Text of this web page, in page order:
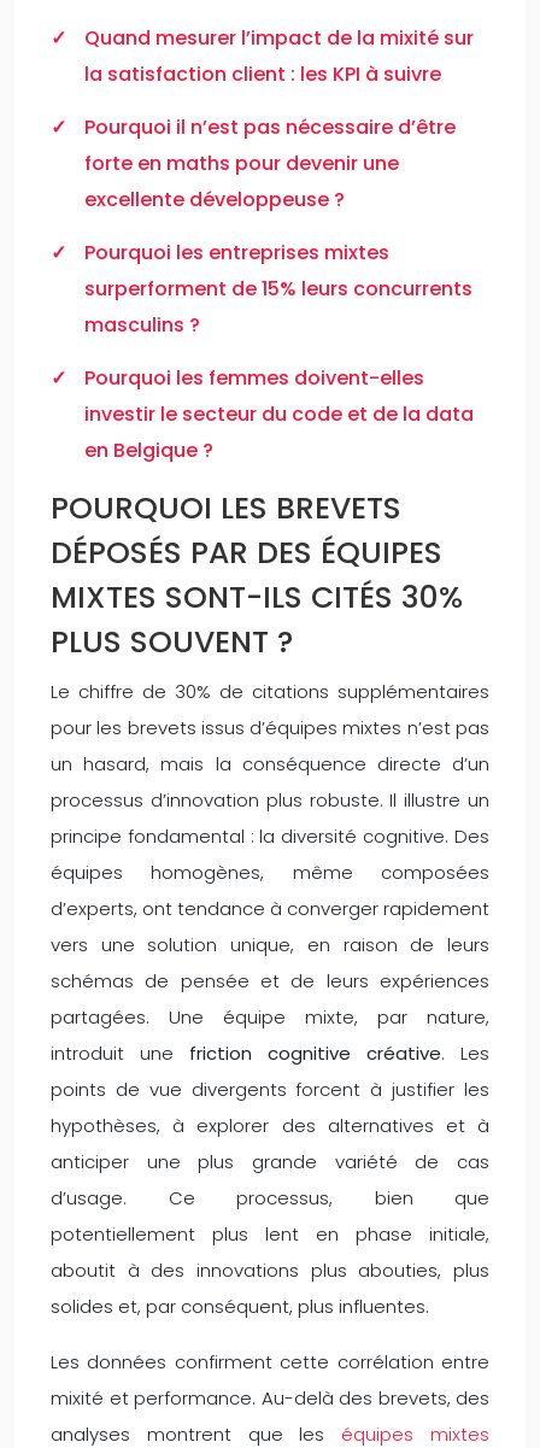
Quand mesurer l’impact de la mixité sur
la satisfaction client : les KPI à suivre
Pourquoi il n’est pas nécessaire d’être
forte en maths pour devenir une
excellente développeuse ?
Pourquoi les entreprises mixtes
surperforment de 15% leurs concurrents
masculins ?
Pourquoi les femmes doivent-elles
investir le secteur du code et de la data
en Belgique ?
POURQUOI LES BREVETS
DÉPOSÉS PAR DES ÉQUIPES
MIXTES SONT-ILS CITÉS 30%
PLUS SOUVENT ?
Le chiffre de 30% de citations supplémentaires
pour les brevets issus d’équipes mixtes n’est pas
un hasard, mais la conséquence directe d’un
processus d’innovation plus robuste. Il illustre un
principe fondamental : la diversité cognitive. Des
équipes homogènes, même composées
d’experts, ont tendance à converger rapidement
vers une solution unique, en raison de leurs
schémas de pensée et de leurs expériences
partagées. Une équipe mixte, par nature,
introduit une friction cognitive créative. Les
points de vue divergents forcent à justifier les
hypothèses, à explorer des alternatives et à
anticiper une plus grande variété de cas
d’usage. Ce processus, bien que
potentiellement plus lent en phase initiale,
aboutit à des innovations plus abouties, plus
solides et, par conséquent, plus influentes.
Les données confirment cette corrélation entre
mixité et performance. Au-delà des brevets, des
analyses montrent que les équipes mixtes